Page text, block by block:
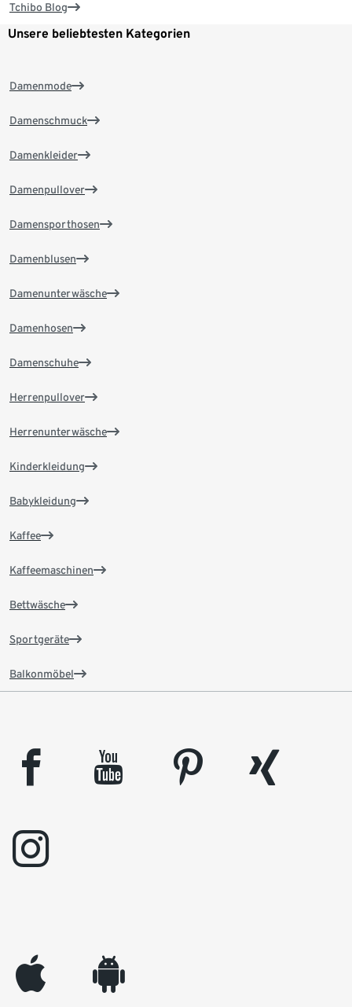
Tchibo Blog
Unsere beliebtesten Kategorien
Damenmode
Damenschmuck
Damenkleider
Damenpullover
Damensporthosen
Damenblusen
Damenunterwäsche
Damenhosen
Damenschuhe
Herrenpullover
Herrenunterwäsche
Kinderkleidung
Babykleidung
Kaffee
Kaffeemaschinen
Bettwäsche
Sportgeräte
Balkonmöbel
facebook youtube pinterest
xing
instagram
appleinc android